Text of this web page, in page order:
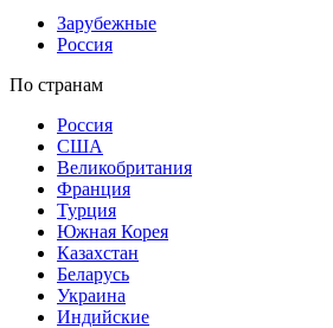
Зарубежные
Россия
По странам
Россия
США
Великобритания
Франция
Турция
Южная Корея
Казахстан
Беларусь
Украина
Индийские